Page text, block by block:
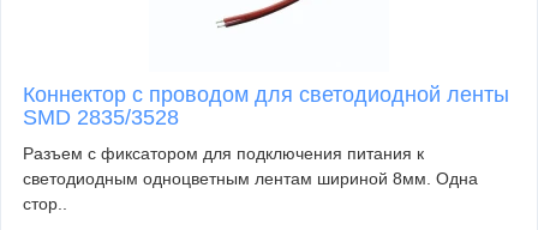
Коннектор с проводом для светодиодной ленты
SMD 2835/3528
Разъем с фиксатором для подключения питания к
светодиодным одноцветным лентам шириной 8мм. Одна
стор..